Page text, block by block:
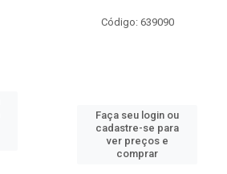
Código: 639090
Faça seu login ou
cadastre-se para
ver preços e
comprar